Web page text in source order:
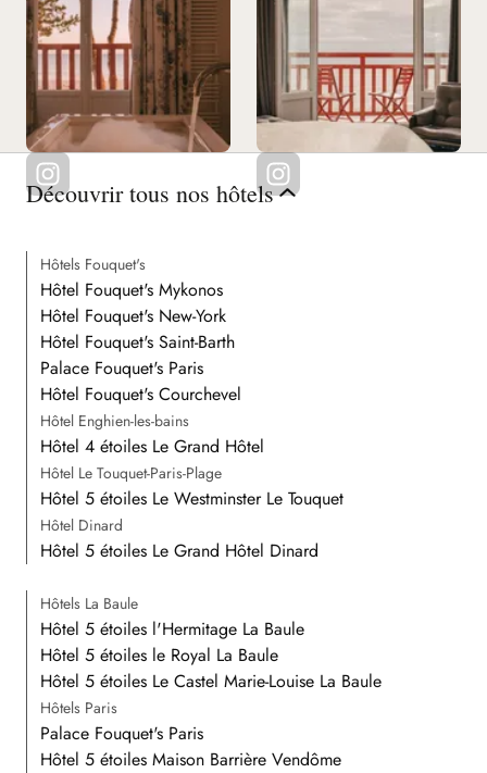
Découvrir tous nos hôtels
Hôtels Fouquet's
Hôtel Fouquet's Mykonos
Hôtel Fouquet's New-York
Hôtel Fouquet's Saint-Barth
Palace Fouquet's Paris
Hôtel Fouquet's Courchevel
Hôtel Enghien-les-bains
Hôtel 4 étoiles Le Grand Hôtel
Hôtel Le Touquet-Paris-Plage
Hôtel 5 étoiles Le Westminster Le Touquet
Hôtel Dinard
Hôtel 5 étoiles Le Grand Hôtel Dinard
Hôtels La Baule
Hôtel 5 étoiles l'Hermitage La Baule
Hôtel 5 étoiles le Royal La Baule
Hôtel 5 étoiles Le Castel Marie-Louise La Baule
Hôtels Paris
Palace Fouquet's Paris
Hôtel 5 étoiles Maison Barrière Vendôme